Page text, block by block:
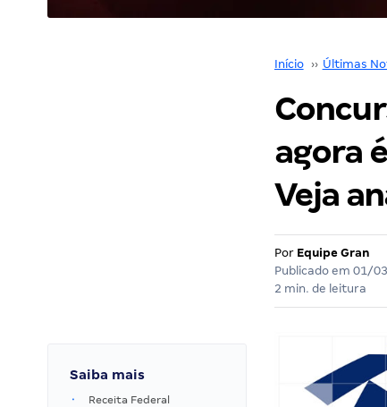
Início ›› Últimas
agora
Veja
Por Equipe Gran
Publicado em 01/
2 min. de leitura
Saiba mais
Receita Federal